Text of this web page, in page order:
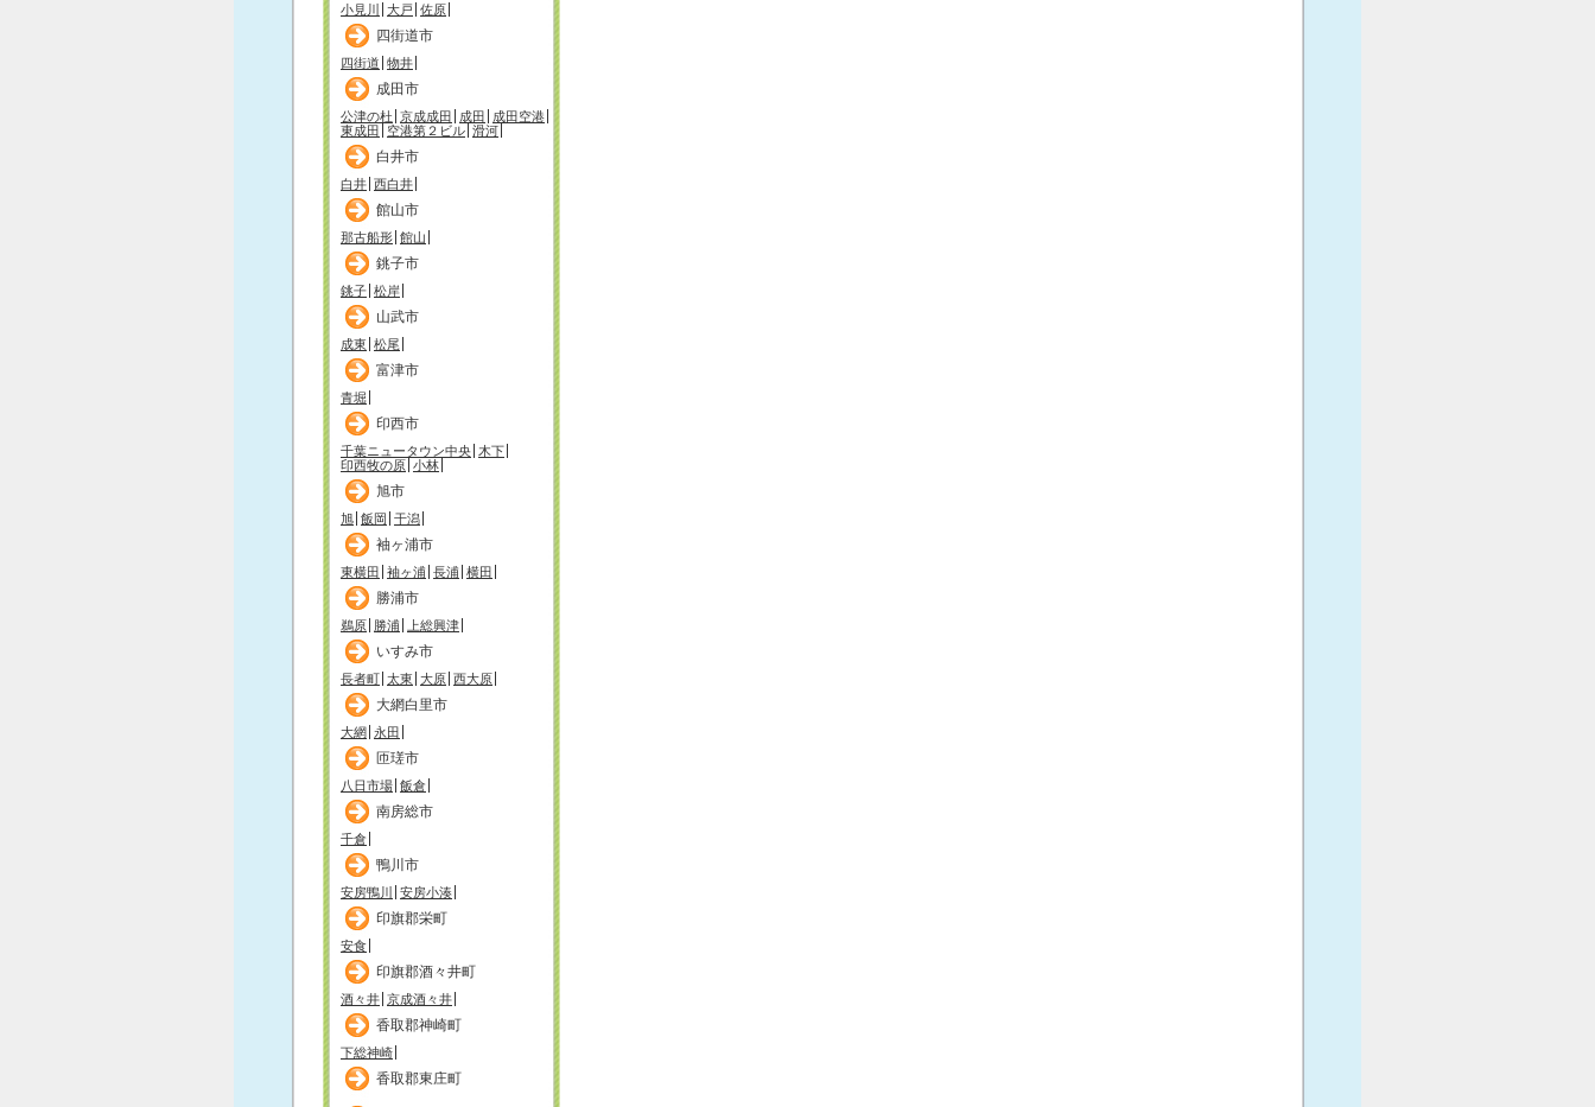
小見川 大戸 佐原
四街道市
四街道 物井
成田市
公津の杜 京成成田 成田
成田空港
東成田
空港第２ビル 滑河
白井市
白井 西白井
館山市
那古船形 館山
銚子市
銚子 松岸
山武市
成東 松尾
富津市
青堀
印西市
千葉ニュータウン中央 木下
印西牧の原 小林
旭市
旭 飯岡 干潟
袖ヶ浦市
東横田 袖ヶ浦 長浦 横田
勝浦市
鵜原 勝浦 上総興津
いすみ市
長者町 太東 大原 西大原
大網白里市
大網 永田
匝瑳市
八日市場 飯倉
南房総市
千倉
鴨川市
安房鴨川 安房小湊
印旗郡栄町
安食
印旗郡酒々井町
酒々井 京成酒々井
香取郡神崎町
下総神崎
香取郡東庄町